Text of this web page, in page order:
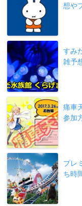
想や
すみ
雑予
痛車
参加
プレ
ち時